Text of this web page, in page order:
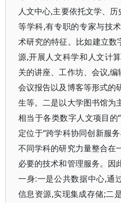
人文中心,主要依托文学、
等学科,有专职的专家与技
术研究的特征。比如建立数
源,开展人文科学和人文计
关的讲座、工作坊、会议,编
会议报告以及博客等形式的
生等。二是以大学图书馆为
相当于各类数字人文项目的
定位于“跨学科协同创新服
不同学科的研究力量整合在
必要的技术和管理服务。因
一身:一是公共数据中心,通
信息资源,实现集成存储;二